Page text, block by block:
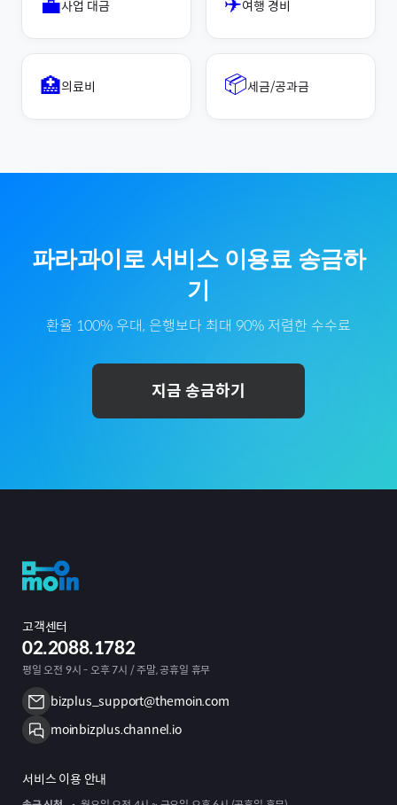
💼사업 대금 여행 경비
🏥의료비 📦세금/공과금
파라과이 로 서비스 이용료송금하
기
환율 100% 우대, 은행보다 최대 90% 저렴한 수수료
지금 송금하기
고객센터
02.2088.1782
평일 오전 9시 - 오후 7시 / 주말, 공휴일 휴무
bizplus_support@themoin.com
moinbizplus.channel.io
서비스 이용 안내